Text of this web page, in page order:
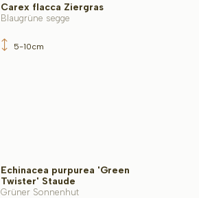
Carex flacca Ziergras
Blaugrüne segge
5-10cm
Echinacea purpurea 'Green
Twister' Staude
Grüner Sonnenhut